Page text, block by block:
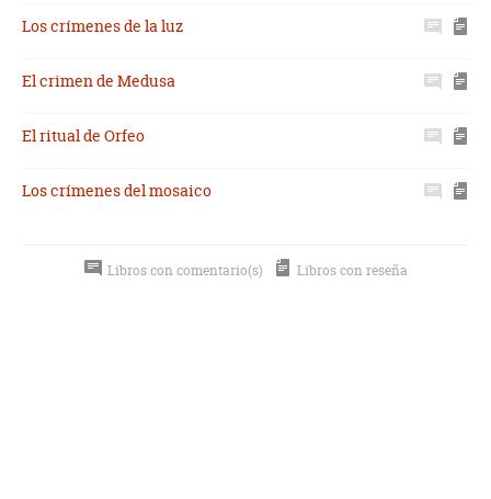
Los crímenes de la luz
El crimen de Medusa
El ritual de Orfeo
Los crímenes del mosaico
Libros con comentario(s) Libros con reseña